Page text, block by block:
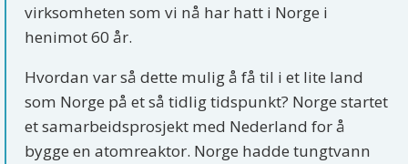
virksomheten som vi nå har hatt i Norge i
henimot 60 år.
Hvordan var så dette mulig å få til i et lite land
som Norge på et så tidlig tidspunkt? Norge startet
et samarbeidsprosjekt med Nederland for å
bygge en atomreaktor. Norge hadde tungtvann